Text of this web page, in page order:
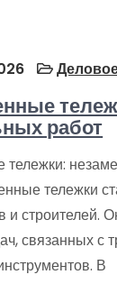
работ
тележки:
тележки
и строителей.
связанных с
В